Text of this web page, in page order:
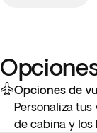
Opciones de
Personaliza tus
de cabina y los